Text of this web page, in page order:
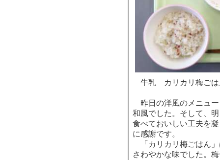
牛乳 カリカリ梅ご
昨日の洋風のメニュー
和風でした。そして、
食べておいしい工夫を
に感謝です。
「カリカリ梅ごはん」
さわやかな味でした。